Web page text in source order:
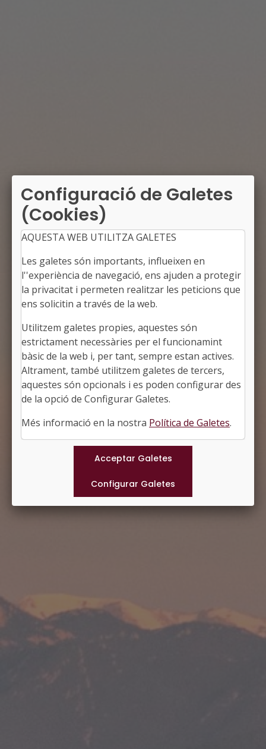
NAVATA
Alcaldessa: Bibiana Vallmajó i Cantenys
L'Alt Empordà, Girona
Població: 1.507
Superfície: 23,16 km2
http://www.navata.cat
#NAVATA
Municipis
Configuració de Galetes
(Cookies)
AQUESTA WEB UTILITZA GALETES
Les galetes són importants, influeixen en
l''experiència de navegació, ens ajuden a protegir
la privacitat i permeten realitzar les peticions que
ens solicitin a través de la web.
Utilitzem galetes propies, aquestes són
estrictament necessàries per el funcionamint
bàsic de la web i, per tant, sempre estan actives.
Altrament, també utilitzem galetes de tercers,
aquestes són opcionals i es poden configurar des
de la opció de Configurar Galetes.
Més informació en la nostra Política de Galetes.